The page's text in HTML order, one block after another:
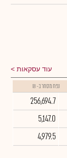
עוד עסקאות
נפח מסחר ב- ₪
256,694.7
5,147.0
4,979.5